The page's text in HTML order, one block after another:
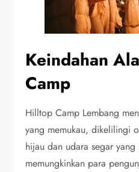
Keindahan
Camp
Hilltop Camp Lembang
yang memukau, dikelilingi
hijau dan udara segar
memungkinkan para